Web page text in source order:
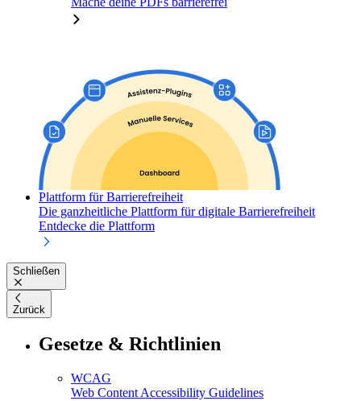
Plattform für Barrierefreiheit
Die ganzheitliche Plattform für digitale Barrierefreiheit
Entdecke die Plattform
Schließen
Zurück
Gesetze & Richtlinien
WCAG
Web Content Accessibility Guidelines